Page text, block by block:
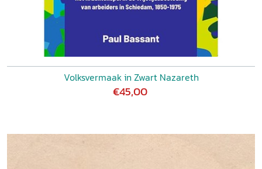
Volksvermaak in Zwart Nazareth
€45,00